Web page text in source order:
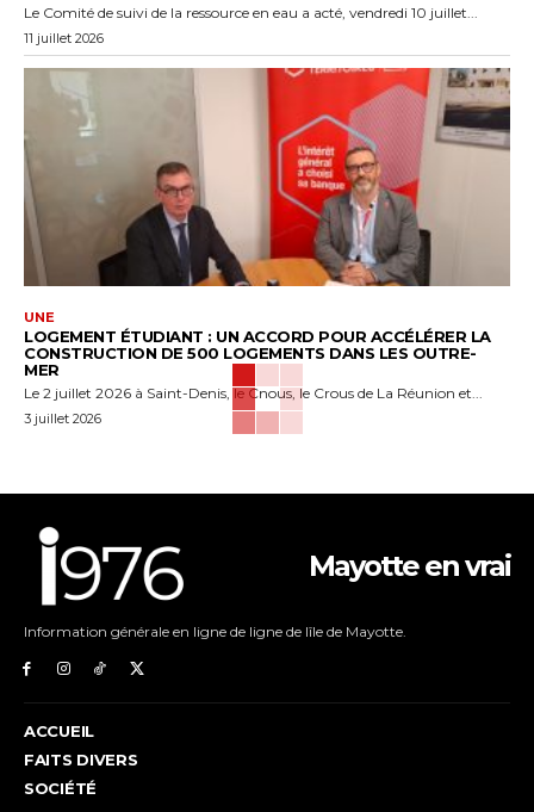
Le Comité de suivi de la ressource en eau a acté, vendredi 10 juillet...
11 juillet 2026
UNE
LOGEMENT ÉTUDIANT : UN ACCORD POUR ACCÉLÉRER LA
CONSTRUCTION DE 500 LOGEMENTS DANS LES OUTRE-
MER
Le 2 juillet 2026 à Saint-Denis, le Cnous, le Crous de La Réunion et...
3 juillet 2026
Mayotte en vrai
Information générale en ligne de ligne de lîle de Mayotte.
ACCUEIL
FAITS DIVERS
SOCIÉTÉ